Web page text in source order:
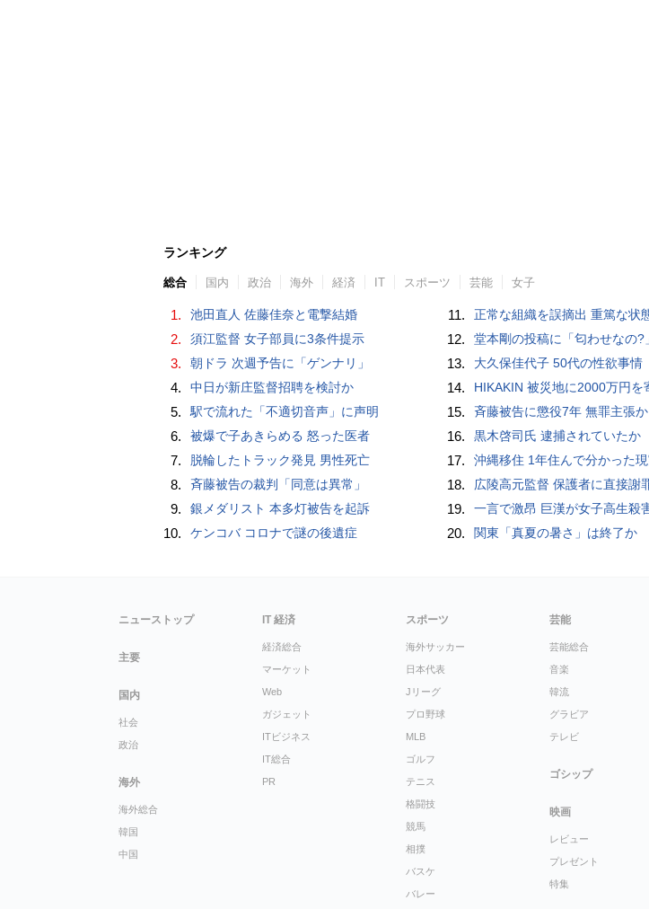
ランキング
総合 国内 政治 海外 経済 IT スポーツ 芸能 女子
1. 池田直人 佐藤佳奈と電撃結婚
2. 須江監督 女子部員に3条件提示
3. 朝ドラ 次週予告に「ゲンナリ」
4. 中日が新庄監督招聘を検討か
5. 駅で流れた「不適切音声」に声明
6. 被爆で子あきらめる 怒った医者
7. 脱輪したトラック発見 男性死亡
8. 斉藤被告の裁判「同意は異常」
9. 銀メダリスト 本多灯被告を起訴
10. ケンコバ コロナで謎の後遺症
11. 正常な組織を誤摘出 重篤な状
12. 堂本剛の投稿に「匂わせなの?
13. 大久保佳代子 50代の性欲事情
14. HIKAKIN 被災地に2000万円を
15. 斉藤被告に懲役7年 無罪主張か
16. 黒木啓司氏 逮捕されていたか
17. 沖縄移住 1年住んで分かった
18. 広陵高元監督 保護者に直接謝
19. 一言で激昂 巨漢が女子高生殺
20. 関東「真夏の暑さ」は終了か
ニューストップ
主要
国内
社会
政治
海外
海外総合
韓国
中国
IT 経済
経済総合
マーケット
Web
ガジェット
ITビジネス
IT総合
PR
スポーツ
海外サッカー
日本代表
Jリーグ
プロ野球
MLB
ゴルフ
テニス
格闘技
競馬
相撲
バスケ
バレー
芸能
芸能総合
音楽
韓流
グラビア
テレビ
ゴシップ
映画
レビュー
プレゼント
特集